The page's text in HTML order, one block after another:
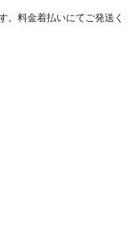
。料金着払いにてご発送く